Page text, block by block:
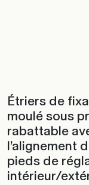
Étriers de
moulé sous
rabattable
l’alignement
pieds de
intérieur/